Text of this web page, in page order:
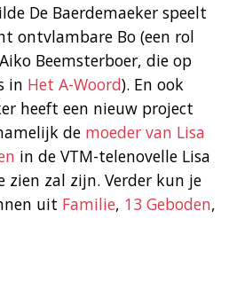
De Baerdemaeker speelt
ontvlambare Bo (een rol
Beemsterboer, die op
in Het A-Woord). En ook
heeft een nieuw project
de moeder van Lisa
in de VTM-telenovelle Lisa
zien zal zijn. Verder kun je
uit Familie, 13 Geboden,